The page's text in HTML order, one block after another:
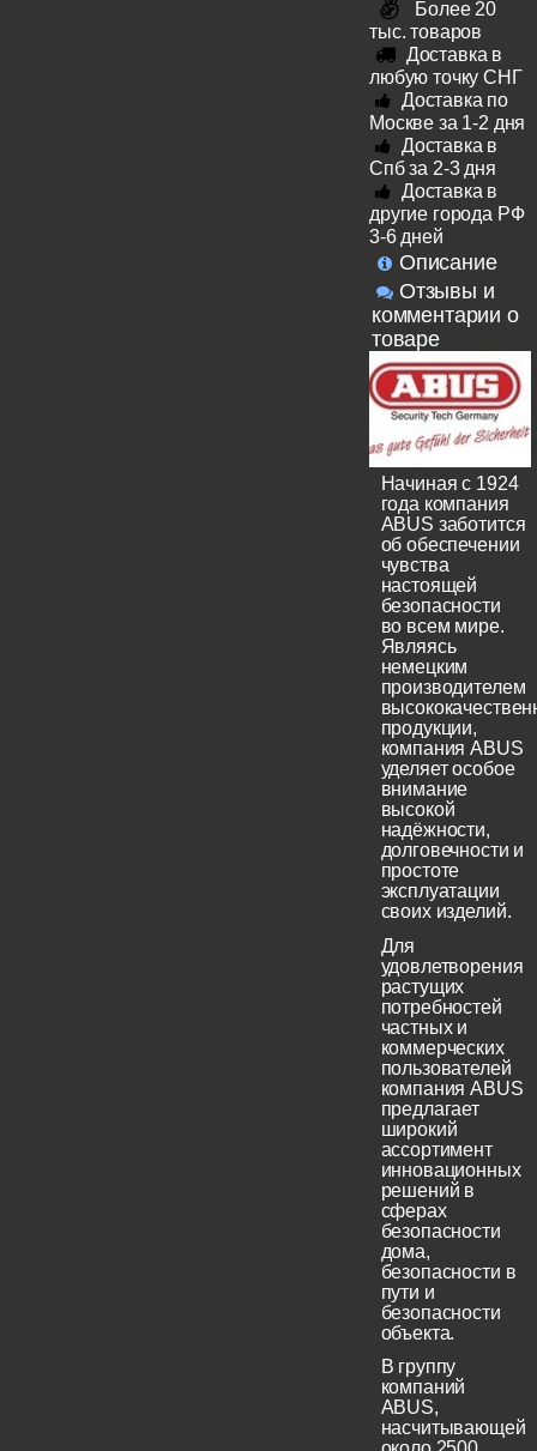
Более 20
тыс. товаров
Доставка в
любую точку СНГ
Доставка по
Москве за 1-2 дня
Доставка в
Спб за 2-3 дня
Доставка в
другие города РФ
3-6 дней
Описание
Отзывы и
комментарии о
товаре
Начиная с 1924
года компания
ABUS заботится
об обеспечении
чувства
настоящей
безопасности
во всем мире.
Являясь
немецким
производителем
продукции,
компания ABUS
уделяет особое
внимание
высокой
надёжности,
долговечности и
простоте
эксплуатации
своих изделий.
Для
удовлетворения
растущих
потребностей
частных и
коммерческих
пользователей
компания ABUS
предлагает
широкий
ассортимент
инновационных
решений в
сферах
безопасности
дома,
безопасности в
пути и
безопасности
объекта.
В группу
компаний
ABUS,
насчитывающей